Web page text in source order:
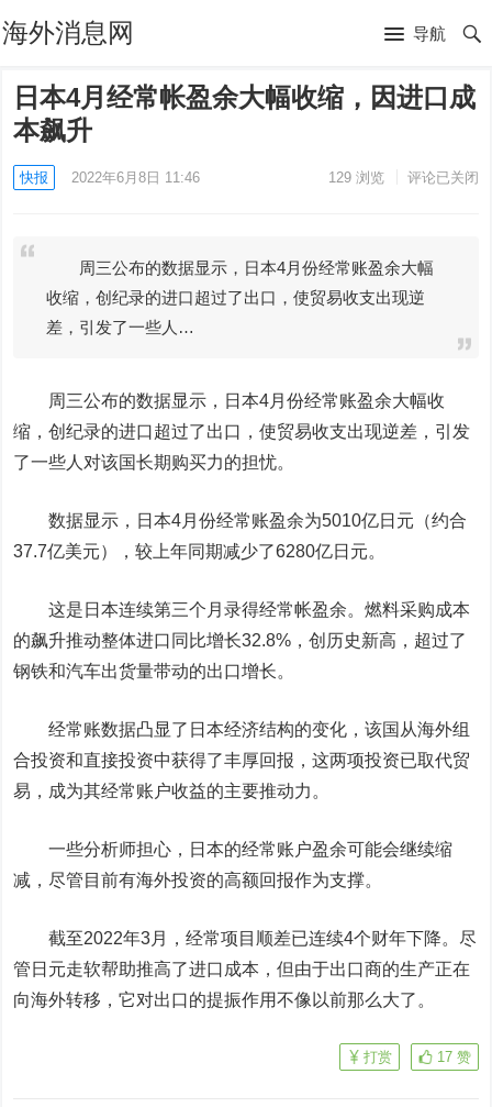
海外消息网 导航
日本4月经常帐盈余大幅收缩，因进口成
本飙升
快报 2022年6月8日 11:46 129浏览 评论已关闭
周三公布的数据显示，日本4月份经常账盈余大幅
收缩，创纪录的进口超过了出口，使贸易收支出现逆
差，引发了一些人…
周三公布的数据显示，日本4月份经常账盈余大幅收
缩，创纪录的进口超过了出口，使贸易收支出现逆差，引发
了一些人对该国长期购买力的担忧。
数据显示，日本4月份经常账盈余为5010亿日元（约合
37.7亿美元），较上年同期减少了6280亿日元。
这是日本连续第三个月录得经常帐盈余。燃料采购成本
的飙升推动整体进口同比增长32.8%，创历史新高，超过了
钢铁和汽车出货量带动的出口增长。
经常账数据凸显了日本经济结构的变化，该国从海外组
合投资和直接投资中获得了丰厚回报，这两项投资已取代贸
易，成为其经常账户收益的主要推动力。
一些分析师担心，日本的经常账户盈余可能会继续缩
减，尽管目前有海外投资的高额回报作为支撑。
截至2022年3月，经常项目顺差已连续4个财年下降。尽
管日元走软帮助推高了进口成本，但由于出口商的生产正在
向海外转移，它对出口的提振作用不像以前那么大了。
17 赞
打赏